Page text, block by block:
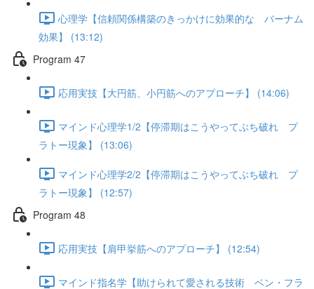
心理学【信頼関係構築のきっかけに効果的な バーナム
効果】 (13:12)
Program 47
応用実技【大円筋、小円筋へのアプローチ】 (14:06)
マインド心理学1/2【停滞期はこうやってぶち破れ プ
ラトー現象】 (13:06)
マインド心理学2/2【停滞期はこうやってぶち破れ プ
ラトー現象】 (12:57)
Program 48
応用実技【肩甲挙筋へのアプローチ】 (12:54)
マインド指名学【助けられて愛される技術 ベン・フラ